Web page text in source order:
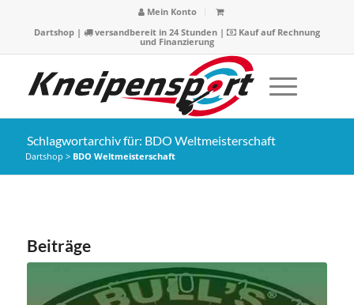
Mein Konto
Dartshop| versandbereit in 24 Stunden |
Kauf auf Rechnung
und Finanzierung
Schlagwortarchiv für: BDO Weltmeisterschaft
Dartshop > BDO Weltmeisterschaft
Beiträge